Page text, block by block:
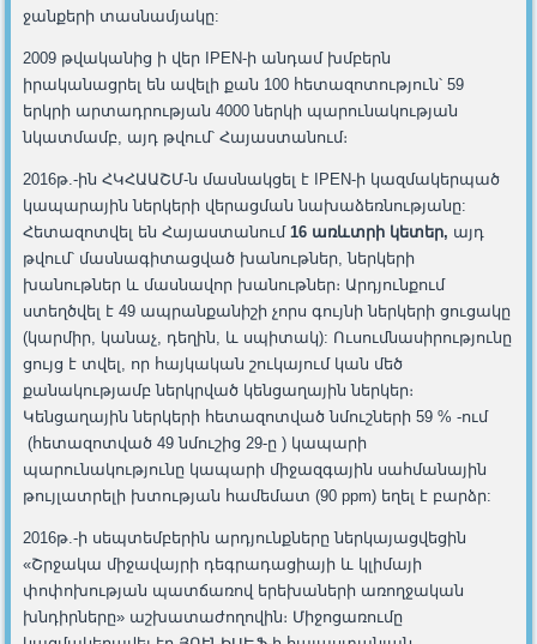
ջանքերի տասնամյակը:
2009 թվականից ի վեր IPEN-ի անդամ խմբերն
իրականացրել են ավելի քան 100 հետազոտություն՝ 59
երկրի արտադրության 4000 ներկի պարունակության
նկատմամբ, այդ թվում՝ Հայաստանում։
2016թ.-ին ՀԿՀԱԱՇՄ-ն մասնակցել է IPEN-ի կազմակերպած
կապարային ներկերի վերացման նախաձեռնությանը:
Հետազոտվել են Հայաստանում16 առևտրի կետեր, այդ
թվում՝ մասնագիտացված խանութներ, ներկերի
խանութներ և մասնավոր խանութներ։ Արդյունքում
ստեղծվել է 49 ապրանքանիշի չորս գույնի ներկերի ցուցակը
(կարմիր, կանաչ, դեղին, և սպիտակ): Ուսումնասիրությունը
ցույց է տվել, որ հայկական շուկայում կան մեծ
քանակությամբ ներկրված կենցաղային ներկեր։
Կենցաղային ներկերի հետազոտված նմուշների 59 % -ում
(հետազոտված 49 նմուշից 29-ը ) կապարի
պարունակությունը կապարի միջազգային սահմանային
թույլատրելի խտության համեմատ (90 ppm) եղել է բարձր:
2016թ.-ի սեպտեմբերին արդյունքները ներկայացվեցին
«Շրջակա միջավայրի դեգրադացիայի և կլիմայի
փոփոխության պատճառով երեխաների առողջական
խնդիրները» աշխատաժողովին։ Միջոցառումը